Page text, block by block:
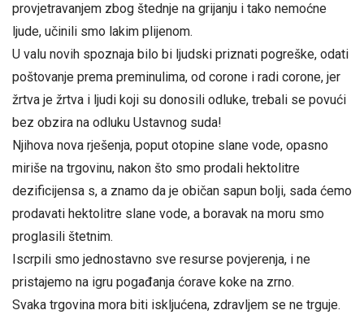
provjetravanjem zbog štednje na grijanju i tako nemoćne
ljude, učinili smo lakim plijenom.
U valu novih spoznaja bilo bi ljudski priznati pogreške, odati
poštovanje prema preminulima, od corone i radi corone, jer
žrtva je žrtva i ljudi koji su donosili odluke, trebali se povući
bez obzira na odluku Ustavnog suda!
Njihova nova rješenja, poput otopine slane vode, opasno
miriše na trgovinu, nakon što smo prodali hektolitre
dezificijensa s, a znamo da je običan sapun bolji, sada ćemo
prodavati hektolitre slane vode, a boravak na moru smo
proglasili štetnim.
Iscrpili smo jednostavno sve resurse povjerenja, i ne
pristajemo na igru pogađanja ćorave koke na zrno.
Svaka trgovina mora biti iskljućena, zdravljem se ne trguje.